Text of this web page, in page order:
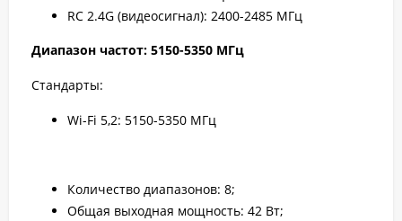
RC 2.4G (видеосигнал): 2400-2485 МГц
Диапазон частот: 5150-5350 МГц
Стандарты:
Wi-Fi 5,2: 5150-5350 МГц
Количество диапазонов: 8;
Общая выходная мощность: 42 Вт;